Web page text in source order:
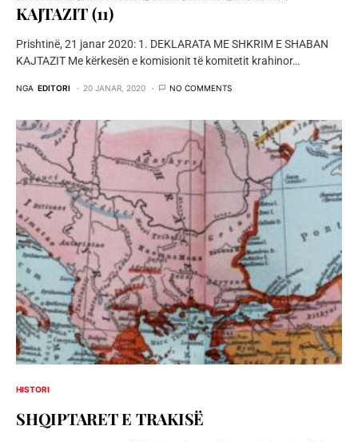
KAJTAZIT (11)
Prishtinë, 21 janar 2020: 1. DEKLARATA ME SHKRIM E SHABAN
KAJTAZIT Me kërkesën e komisionit të komitetit krahinor…
NGA EDITORI 20 JANAR, 2020 NO COMMENTS
HISTORI
SHQIPTARET E TRAKISË